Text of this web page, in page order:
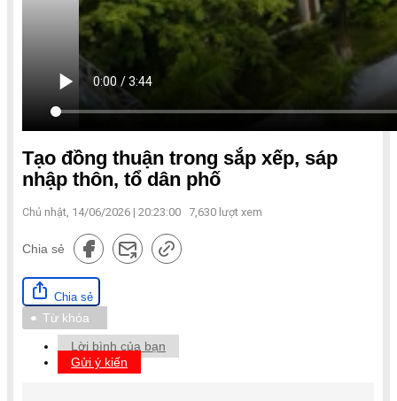
Tạo đồng thuận trong sắp xếp, sáp
nhập thôn, tổ dân phố
Chủ nhật, 14/06/2026 | 20:23:00 7,630 lượt xem
Chia sẻ
Chia sẻ
Từ khóa
Lời bình của bạn
Gửi ý kiến